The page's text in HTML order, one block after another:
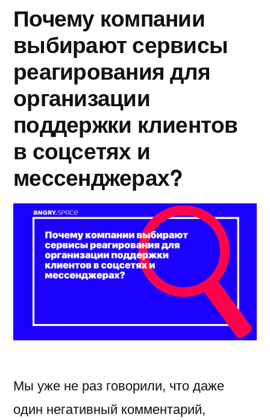
Почему компании
выбирают сервисы
реагирования для
организации
поддержки клиентов
в соцсетях и
мессенджерах?
Мы уже не раз говорили, что даже
один негативный комментарий,